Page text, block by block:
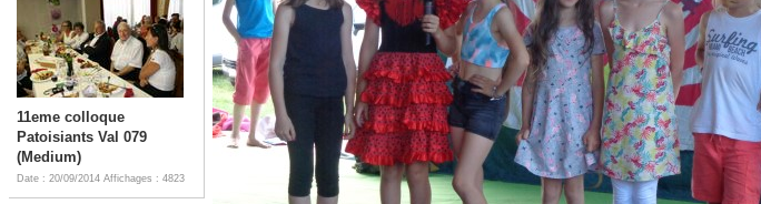
11eme colloque
Patoisiants Val 079
(Medium)
Date : 20/09/2014 Affichages : 4823